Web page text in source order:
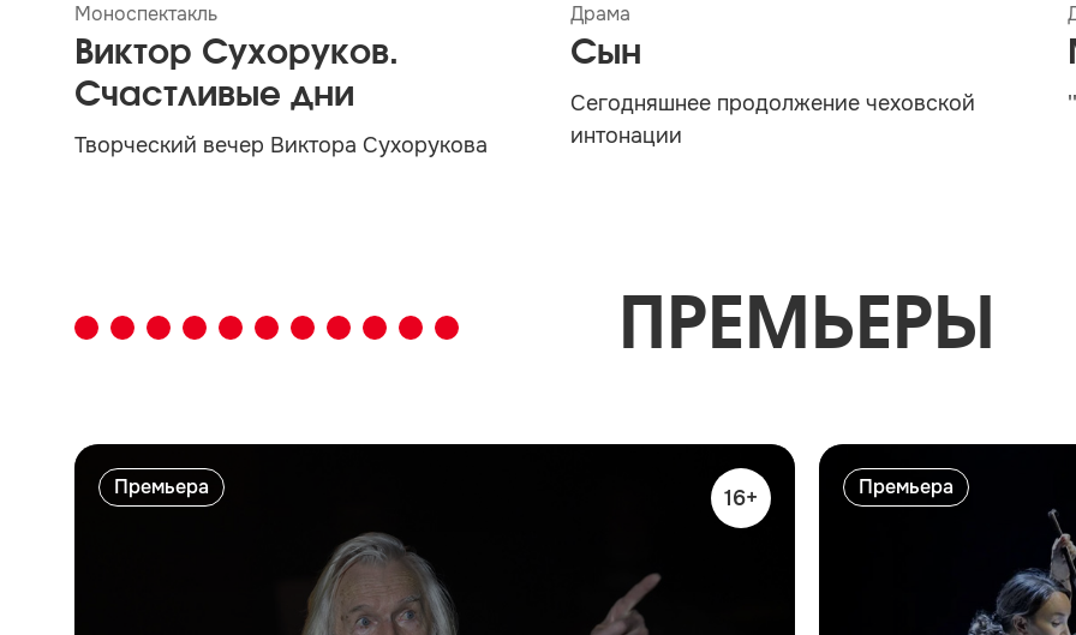
Моноспектакль
Виктор Сухоруков.
Счастливые дни
Творческий вечер Виктора Сухорукова
Драма
Сын
Сегодняшнее продолжение чеховской
интонации
ПРЕМЬЕРЫ
Премьера 16+ Премьера